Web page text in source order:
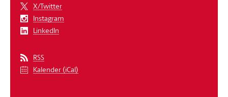
X/Twitter
Instagram
LinkedIn
RSS
Kalender (iCal)